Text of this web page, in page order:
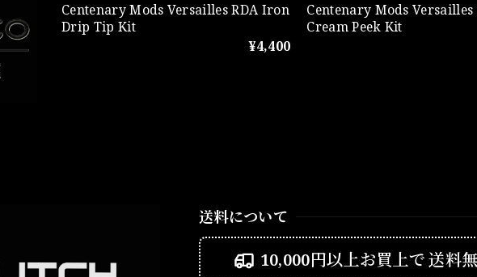
Centenary Mods Versailles RDA Iron
Drip Tip Kit
¥4,400
Centenary Mods Versailles
Cream Peek Kit
送料について
10,000円以上お買上で送料